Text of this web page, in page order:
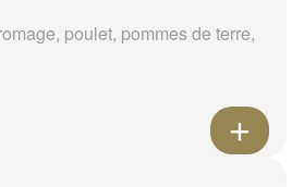
poulet, pommes de terre,